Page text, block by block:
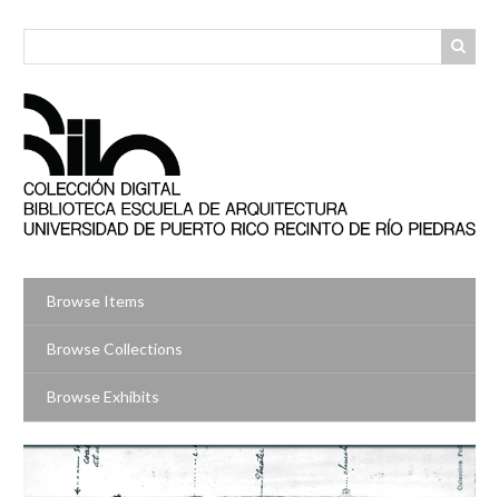
Browse Items
Browse Collections
Browse Exhibits